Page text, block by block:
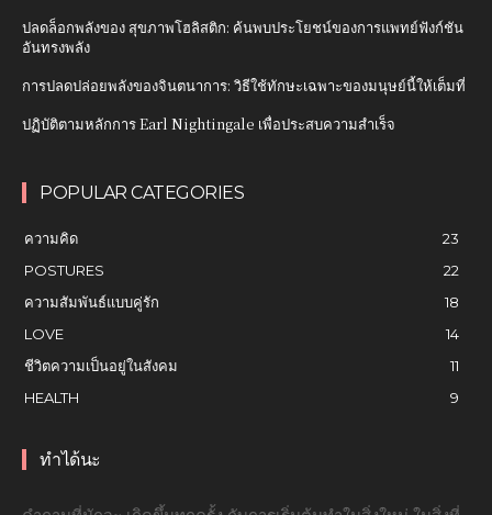
ปลดล็อกพลังของ สุขภาพโฮลิสติก: ค้นพบประโยชน์ของการแพทย์ฟังก์ชัน
อันทรงพลัง
การปลดปล่อยพลังของจินตนาการ: วิธีใช้ทักษะเฉพาะของมนุษย์นี้ให้เต็มที่
ปฏิบัติตามหลักการ Earl Nightingale เพื่อประสบความสำเร็จ
POPULAR CATEGORIES
ความคิด
23
POSTURES
22
ความสัมพันธ์แบบคู่รัก
18
LOVE
14
ชีวิตความเป็นอยู่ในสังคม
11
HEALTH
9
ทำได้นะ